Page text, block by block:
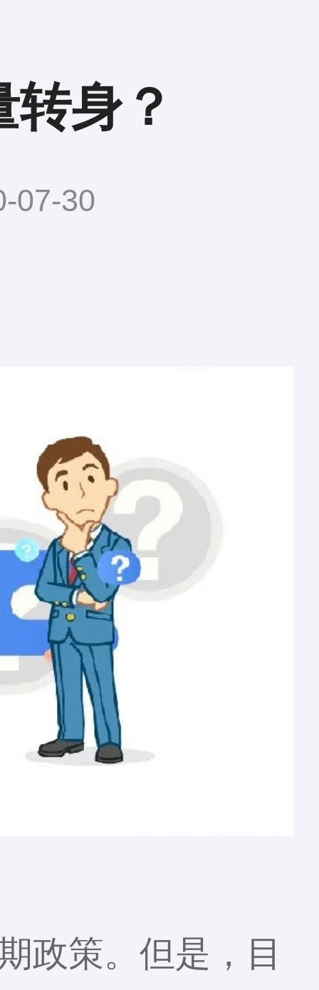
身？
07-30
政策。但是，目